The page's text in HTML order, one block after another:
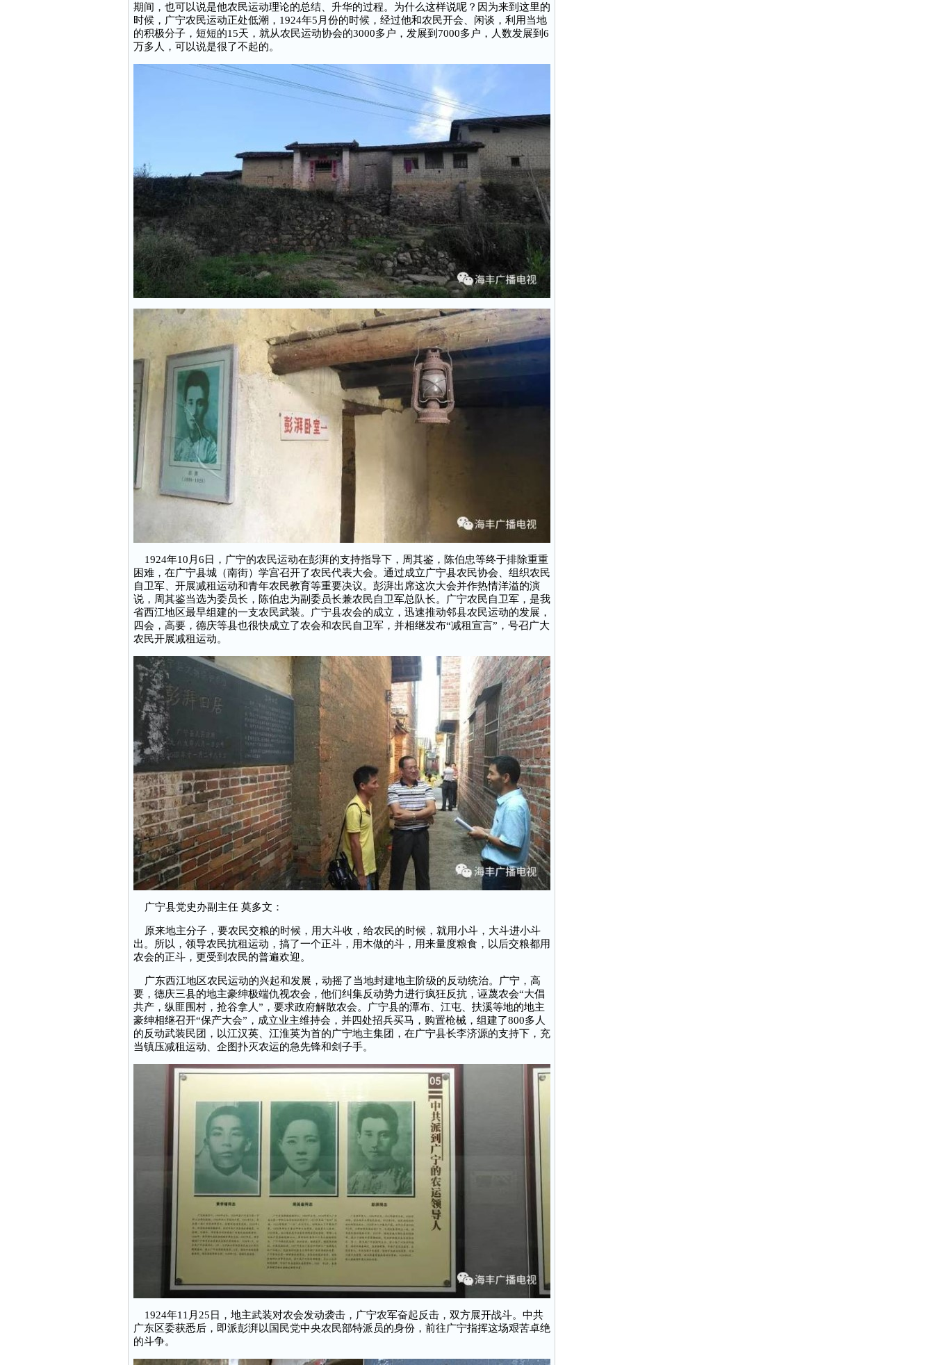
期间，也可以说是他农民运动理论的总结、升华的过程。为什么这样说呢？因为来到这里的
时候，广宁农民运动正处低潮，1924年5月份的时候，经过他和农民开会、闲谈，利用当地
的积极分子，短短的15天，就从农民运动协会的3000多户，发展到7000多户，人数发展到6
万多人，可以说是很了不起的。
1924年10月6日，广宁的农民运动在彭湃的支持指导下，周其鉴，陈伯忠等终于排除重重
困难，在广宁县城（南街）学宫召开了农民代表大会。通过成立广宁县农民协会、组织农民
自卫军、开展减租运动和青年农民教育等重要决议。彭湃出席这次大会并作热情洋溢的演
说，周其鉴当选为委员长，陈伯忠为副委员长兼农民自卫军总队长。广宁农民自卫军，是我
省西江地区最早组建的一支农民武装。广宁县农会的成立，迅速推动邻县农民运动的发展，
四会，高要，德庆等县也很快成立了农会和农民自卫军，并相继发布“减租宣言”，号召广大
农民开展减租运动。
广宁县党史办副主任 莫多文：
原来地主分子，要农民交粮的时候，用大斗收，给农民的时候，就用小斗，大斗进小斗
出。所以，领导农民抗租运动，搞了一个正斗，用木做的斗，用来量度粮食，以后交粮都用
农会的正斗，更受到农民的普遍欢迎。
广东西江地区农民运动的兴起和发展，动摇了当地封建地主阶级的反动统治。广宁，高
要，德庆三县的地主豪绅极端仇视农会，他们纠集反动势力进行疯狂反抗，诬蔑农会“大倡
共产，纵匪围村，抢谷拿人”，要求政府解散农会。广宁县的潭布、江屯、扶溪等地的地主
豪绅相继召开“保产大会”，成立业主维持会，并四处招兵买马，购置枪械，组建了800多人
的反动武装民团，以江汉英、江淮英为首的广宁地主集团，在广宁县长李济源的支持下，充
当镇压减租运动、企图扑灭农运的急先锋和刽子手。
1924年11月25日，地主武装对农会发动袭击，广宁农军奋起反击，双方展开战斗。中共
广东区委获悉后，即派彭湃以国民党中央农民部特派员的身份，前往广宁指挥这场艰苦卓绝
的斗争。